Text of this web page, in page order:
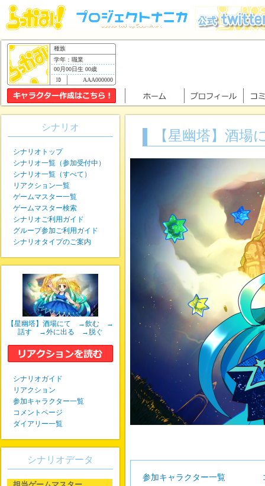
種族
学年：職業
00月00日生 00歳
AAA000000
【星幽塔】
参加キャラクター一覧
シナリオ
シナリオトップ
シナリオ一覧（参加受付中）
シナリオ一覧（すべて）
リアクション一覧
ゲームマスター一覧
ゲームマスター検索
シナリオご利用ガイド
グループ参加ご利用ガイド
シナリオタイプのご案内
【星幽塔】酒場にて →飲む →
話す →外に出る →脱ぐ
シナリオガイド
リアクション
参加キャラクター一覧
コメントページ
ダイアリー一覧
シナリオデータ